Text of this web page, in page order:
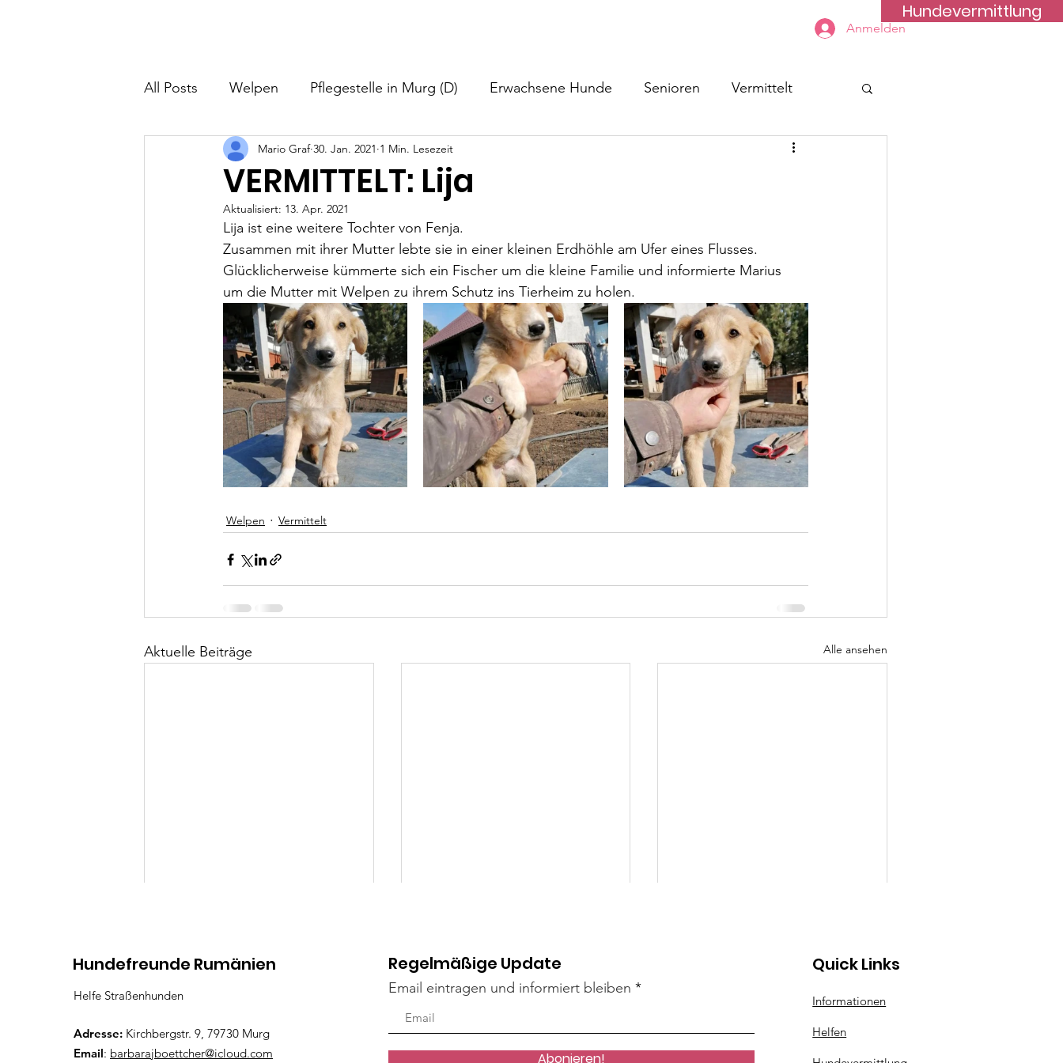
Hundevermittlung
Anmelden
All Posts Welpen Pflegestelle in Murg (D) Erwachsene Hunde Senioren Vermittelt
VERMITTELT: Lija
Mario Graf 30. Jan. 2021 1 Min. Lesezeit
Aktualisiert: 13. Apr. 2021
Lija ist eine weitere Tochter von Fenja.
Zusammen mit ihrer Mutter lebte sie in einer kleinen Erdhöhle am Ufer eines Flusses.
Glücklicherweise kümmerte sich ein Fischer um die kleine Familie und informierte Marius
um die Mutter mit Welpen zu ihrem Schutz ins Tierheim zu holen.
Welpen Vermittelt
Aktuelle Beiträge Alle ansehen
Lenny Mäxle
Hundefreunde Rumänien
Helfe Straßenhunden
Adresse: Kirchbergstr. 9, 79730 Murg
Email: barbarajboettcher@icloud.com
Regelmäßige Update
Email eintragen und informiert bleiben
Abonieren!
Quick Links
Informationen
Helfen